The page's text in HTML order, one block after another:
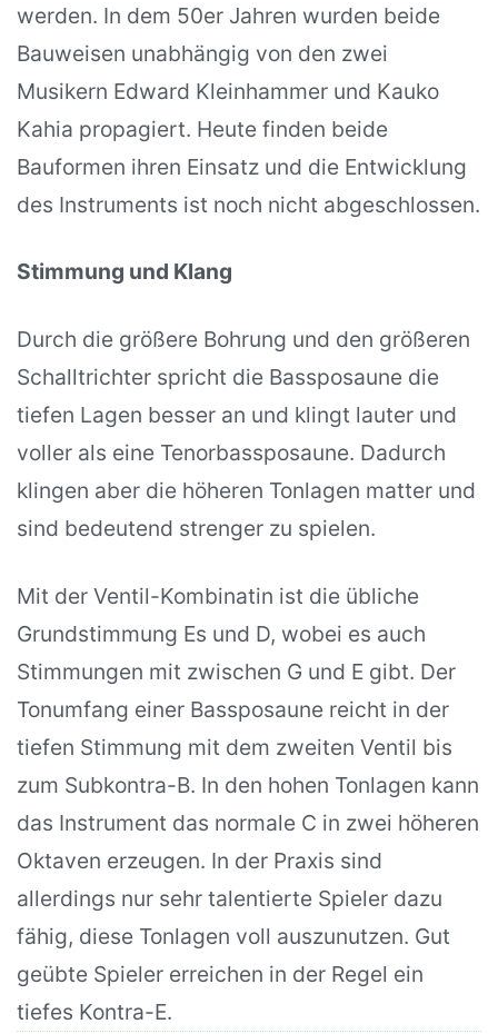
werden. In dem 50er Jahren wurden beide
Bauweisen unabhängig von den zwei
Musikern Edward Kleinhammer und Kauko
Kahia propagiert. Heute finden beide
Bauformen ihren Einsatz und die Entwicklung
des Instruments ist noch nicht abgeschlossen.
Stimmung und Klang
Durch die größere Bohrung und den größeren
Schalltrichter spricht die Bassposaune die
tiefen Lagen besser an und klingt lauter und
voller als eine Tenorbassposaune. Dadurch
klingen aber die höheren Tonlagen matter und
sind bedeutend strenger zu spielen.
Mit der Ventil-Kombinatin ist die übliche
Grundstimmung Es und D, wobei es auch
Stimmungen mit zwischen G und E gibt. Der
Tonumfang einer Bassposaune reicht in der
tiefen Stimmung mit dem zweiten Ventil bis
zum Subkontra-B. In den hohen Tonlagen kann
das Instrument das normale C in zwei höheren
Oktaven erzeugen. In der Praxis sind
allerdings nur sehr talentierte Spieler dazu
fähig, diese Tonlagen voll auszunutzen. Gut
geübte Spieler erreichen in der Regel ein
tiefes Kontra-E.